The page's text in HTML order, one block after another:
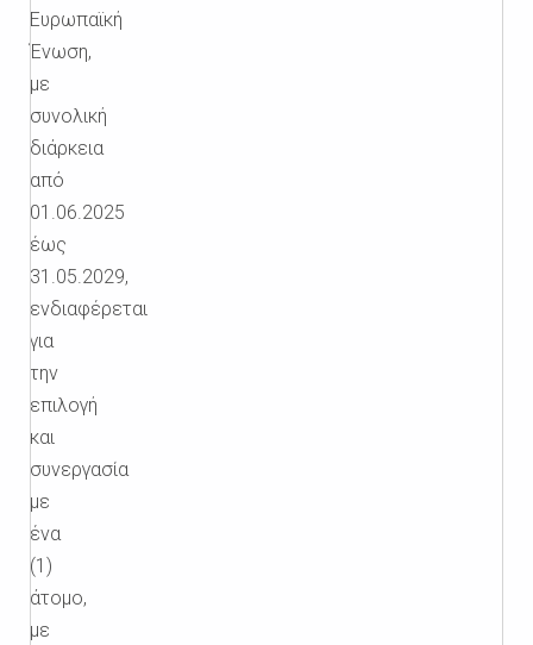
Ευρωπαϊκή
Ένωση,
με
συνολική
διάρκεια
από
01.06.2025
έως
31.05.2029,
ενδιαφέρεται
για
την
επιλογή
και
συνεργασία
με
ένα
(1)
άτομο,
με